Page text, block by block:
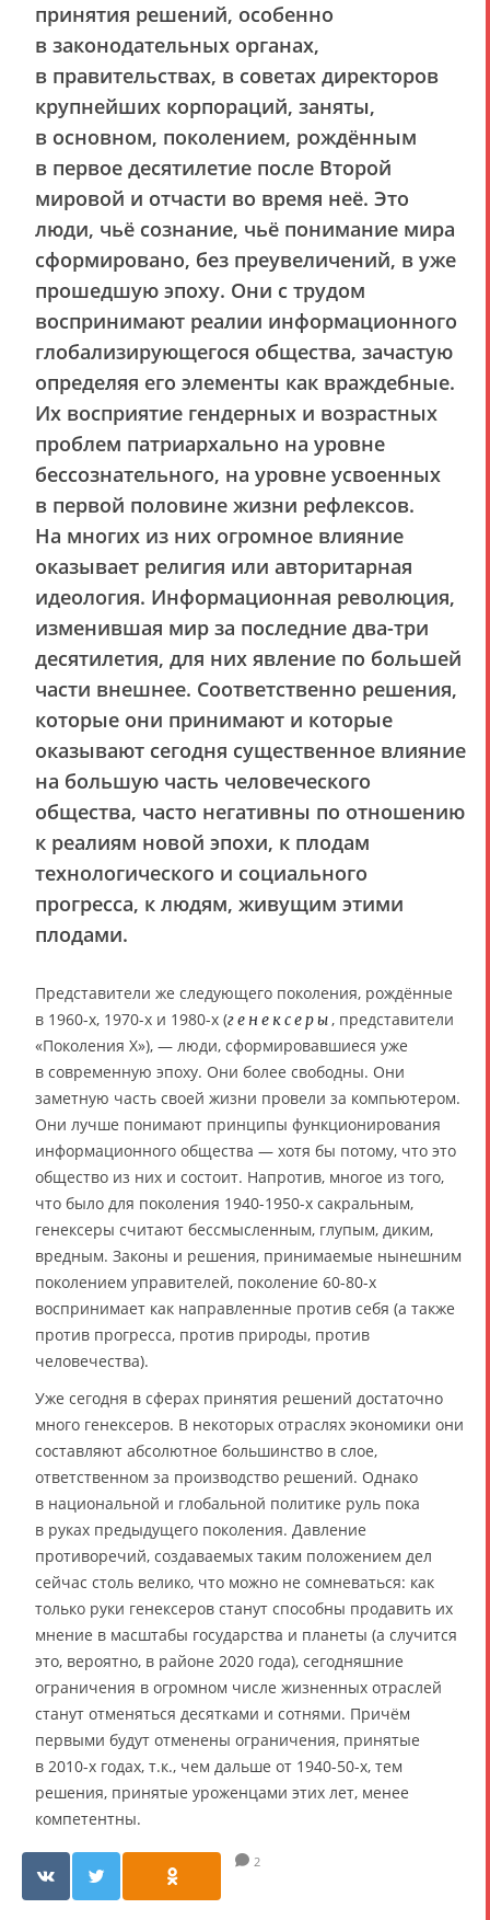
принятия решений, особенно
в законодательных органах,
в правительствах, в советах директоров
крупнейших корпораций, заняты,
в основном, поколением, рождённым
в первое десятилетие после Второй
мировой и отчасти во время неё. Это
люди, чьё сознание, чьё понимание мира
сформировано, без преувеличений, в уже
прошедшую эпоху. Они с трудом
воспринимают реалии информационного
глобализирующегося общества, зачастую
определяя его элементы как враждебные.
Их восприятие гендерных и возрастных
проблем патриархально на уровне
бессознательного, на уровне усвоенных
в первой половине жизни рефлексов.
На многих из них огромное влияние
оказывает религия или авторитарная
идеология. Информационная революция,
изменившая мир за последние два-три
десятилетия, для них явление по большей
части внешнее. Соответственно решения,
которые они принимают и которые
оказывают сегодня существенное влияние
на большую часть человеческого
общества, часто негативны по отношению
к реалиям новой эпохи, к плодам
технологического и социального
прогресса, к людям, живущим этими
плодами.
Представители же следующего поколения, рождённые
в 1960-х, 1970-х и 1980-х (генексеры, представители
«Поколения X»), — люди, сформировавшиеся уже
в современную эпоху. Они более свободны. Они
заметную часть своей жизни провели за компьютером.
Они лучше понимают принципы функционирования
информационного общества — хотя бы потому, что это
общество из них и состоит. Напротив, многое из того,
что было для поколения 1940-1950-х сакральным,
генексеры считают бессмысленным, глупым, диким,
вредным. Законы и решения, принимаемые нынешним
поколением управителей, поколение 60-80-х
воспринимает как направленные против себя (а также
против прогресса, против природы, против
человечества).
Уже сегодня в сферах принятия решений достаточно
много генексеров. В некоторых отраслях экономики они
составляют абсолютное большинство в слое,
ответственном за производство решений. Однако
в национальной и глобальной политике руль пока
в руках предыдущего поколения. Давление
противоречий, создаваемых таким положением дел
сейчас столь велико, что можно не сомневаться: как
только руки генексеров станут способны продавить их
мнение в масштабы государства и планеты (а случится
это, вероятно, в районе 2020 года), сегодняшние
ограничения в огромном числе жизненных отраслей
станут отменяться десятками и сотнями. Причём
первыми будут отменены ограничения, принятые
в 2010-х годах, т.к., чем дальше от 1940-50-х, тем
решения, принятые уроженцами этих лет, менее
компетентны.
2